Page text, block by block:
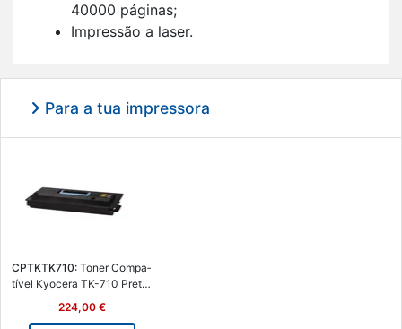
40000 pá­ginas;
Im­pressão a laser.
Para a tua impressora
CPTKTK710: Toner Com­pa­
tível Kyo­cera TK-710 Preto
1T02G10EU0 40000 Pág. -
Com­pa­tivel CPT-KTK710
224,00 €